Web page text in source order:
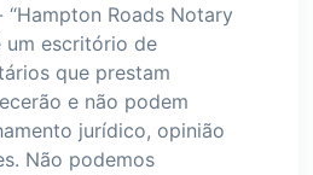
Roads Notary
um escritório de
que prestam
e não podem
jurídico, opinião
Não podemos